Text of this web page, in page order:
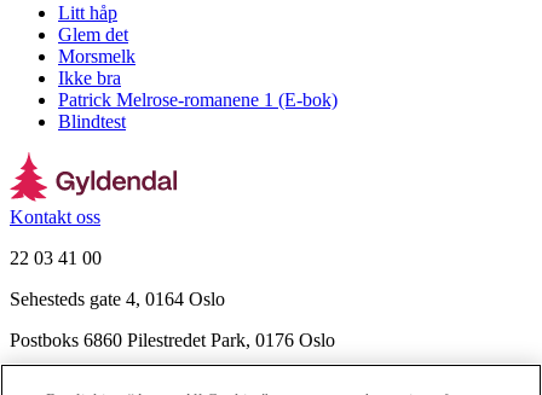
Litt håp
Glem det
Morsmelk
Ikke bra
Patrick Melrose-romanene 1 (E-bok)
Blindtest
Kontakt oss
22 03 41 00
Sehesteds gate 4, 0164 Oslo
Postboks 6860 Pilestredet Park, 0176 Oslo